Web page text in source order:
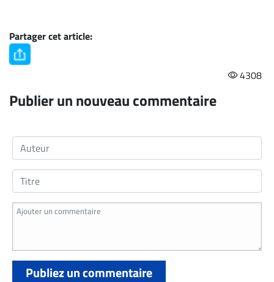
Partager cet article:
4308
Publier un nouveau commentaire
Publiez un commentaire